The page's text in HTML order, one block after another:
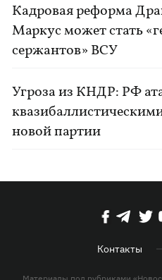
Кадровая реформа
Маркус может стать
сержантов» ВСУ
Угроза из КНДР: РФ
новой партии
Контакты